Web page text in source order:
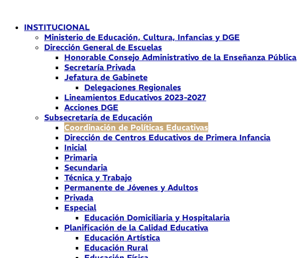
contenidoINSTITUCIONAL
Ministerio de Educación, Cultura, Infancias y DGE
Dirección General de Escuelas
Honorable Consejo Administrativo de la Enseñanza Pública
Secretaría Privada
Jefatura de Gabinete
Delegaciones Regionales
Lineamientos Educativos 2023-2027
Acciones DGE
Subsecretaría de Educación
Coordinación de Políticas Educativas
Dirección de Centros Educativos de Primera Infancia
Inicial
Primaria
Secundaria
Técnica y Trabajo
Permanente de Jóvenes y Adultos
Privada
Especial
Educación Domiciliaria y Hospitalaria
Planificación de la Calidad Educativa
Educación Artística
Educación Rural